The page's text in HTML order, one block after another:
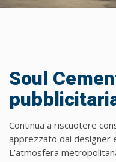
Soul
Continua a riscuotere
apprezzato dai designer
L’atmosfera